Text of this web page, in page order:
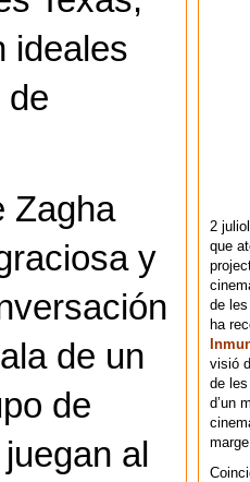
ideales
de
Zagha
y
de un
de
al
2
que
de
ha
visió
de
d’un